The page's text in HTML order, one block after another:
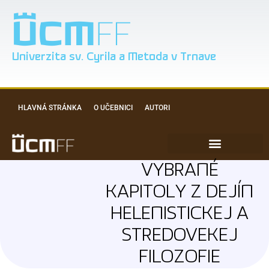
Univerzita sv. Cyrila a Metoda v Trnave
HLAVNÁ STRÁNKA O UČEBNICI AUTORI
VYBRANÉ
KAPITOLY Z DEJÍN
HELENISTICKEJ A
STREDOVEKEJ
FILOZOFIE